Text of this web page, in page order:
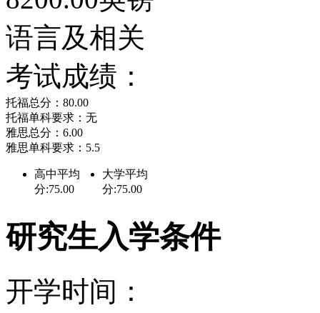
语言及相关
考试成绩：
托福总分：80.00
托福单科要求：无
雅思总分：6.00
雅思单科要求：5.5
高中平均
分:75.00
大学平均
分:75.00
研究生入学条件
开学时间：